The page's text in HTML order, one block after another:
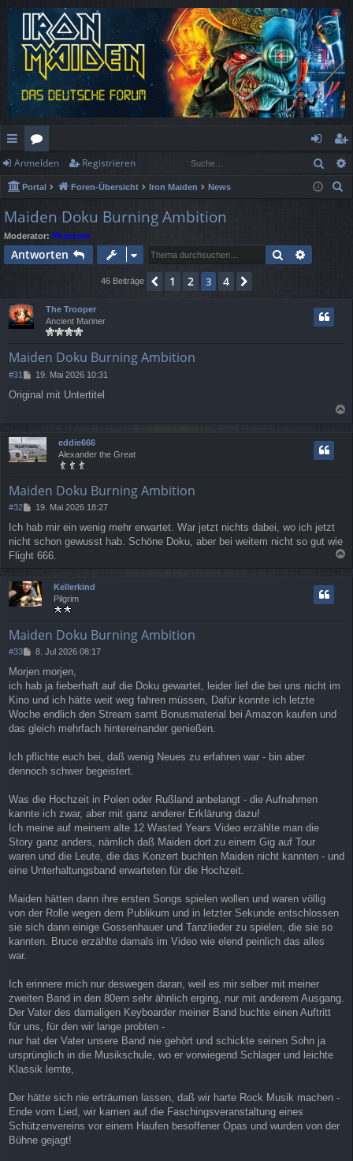
ch
ne
llz
ug
rif
or
en
n
m
eg
ist
Anmelden Registrieren
Portal Foren-Übersicht Iron Maiden News
Maiden Doku Burning Ambition
Moderator: Phantom
Antworten Suche
46 Beiträge Vorherige
1 2 3 4
The Trooper
Ancient Mariner
Maiden Doku Burning Ambition
#31
B
g
19. Mai 2026 10:31
Original mit Untertitel
a
eddie666
Alexander the Great
Maiden Doku Burning Ambition
#32
B
i
t
r
19. Mai 2026 18:27
Ich hab mir ein wenig mehr erwartet. War jetzt nichts dabei, wo ich jetzt
nicht schon gewusst hab. Schöne Doku, aber bei weitem nicht so gut wie
Flight 666.
Kellerkind
Pilgrim
Maiden Doku Burning Ambition
#33
B
i
t
r
a
g
8. Jul 2026 08:17
Morjen morjen,
ich hab ja fieberhaft auf die Doku gewartet, leider lief die bei uns nicht im
Kino und ich hätte weit weg fahren müssen, Dafür konnte ich letzte
Woche endlich den Stream samt Bonusmaterial bei Amazon kaufen und
das gleich mehrfach hintereinander genießen.
Ich pflichte euch bei, daß wenig Neues zu erfahren war - bin aber
dennoch schwer begeistert.
Was die Hochzeit in Polen oder Rußland anbelangt - die Aufnahmen
kannte ich zwar, aber mit ganz anderer Erklärung dazu!
Ich meine auf meinem alte 12 Wasted Years Video erzählte man die
Story ganz anders, nämlich daß Maiden dort zu einem Gig auf Tour
waren und die Leute, die das Konzert buchten Maiden nicht kannten - und
eine Unterhaltungsband erwarteten für die Hochzeit.
Maiden hätten dann ihre ersten Songs spielen wollen und waren völlig
von der Rolle wegen dem Publikum und in letzter Sekunde entschlossen
sie sich dann einige Gossenhauer und Tanzlieder zu spielen, die sie so
kannten. Bruce erzählte damals im Video wie elend peinlich das alles
war.
Ich erinnere mich nur deswegen daran, weil es mir selber mit meiner
zweiten Band in den 80ern sehr ähnlich erging, nur mit anderem Ausgang.
Der Vater des damaligen Keyboarder meiner Band buchte einen Auftritt
für uns, für den wir lange probten -
nur hat der Vater unsere Band nie gehört und schickte seinen Sohn ja
ursprünglich in die Musikschule, wo er vorwiegend Schlager und leichte
Klassik lernte,
Der hätte sich nie erträumen lassen, daß wir harte Rock Musik machen -
Ende vom Lied, wir kamen auf die Faschingsveranstaltung eines
Schützenvereins vor einem Haufen besoffener Opas und wurden von der
Bühne gejagt!